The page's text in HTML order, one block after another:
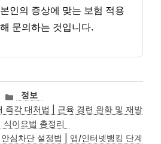
인의 증상에 맞는 보험 적용
문의하는 것입니다.
카
테
고
리
정보
즉각 대처법 | 근육 경련 완화 및 재발
식이요법 총정리
심차단 설정법 | 앱/인터넷뱅킹 단계